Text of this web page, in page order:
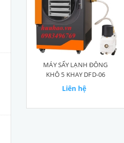
MÁY SẤY LẠNH ĐÔNG
KHÔ 5 KHAY DFD-06
Liên hệ